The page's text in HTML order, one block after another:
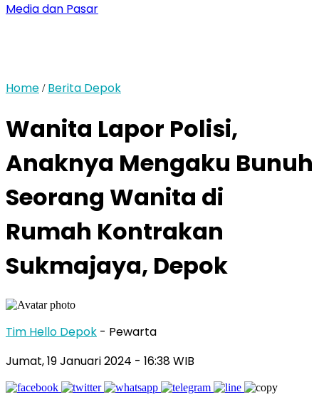
Media dan Pasar
Home / Berita Depok
Wanita Lapor Polisi,
Anaknya Mengaku Bunuh
Seorang Wanita di
Rumah Kontrakan
Sukmajaya, Depok
Tim Hello Depok - Pewarta
Jumat, 19 Januari 2024 - 16:38 WIB